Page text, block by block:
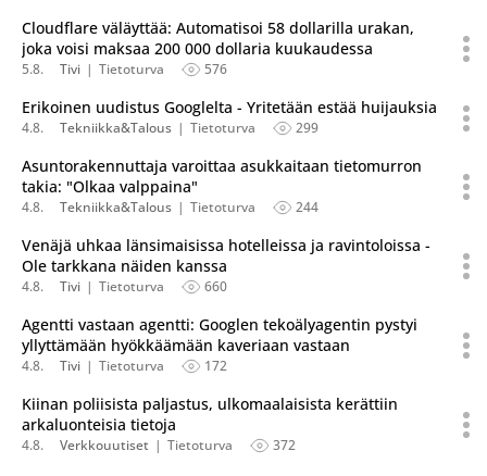
Cloudflare väläyttää: Automatisoi 58 dollarilla urakan,
joka voisi maksaa 200 000 dollaria kuukaudessa
5.8. Tivi Tietoturva 576
Erikoinen uudistus Googlelta - Yritetään estää huijauksia
4.8. Tekniikka&Talous Tietoturva 299
Asuntorakennuttaja varoittaa asukkaitaan tietomurron
takia: "Olkaa valppaina"
4.8. Tekniikka&Talous Tietoturva 244
Venäjä uhkaa länsimaisissa hotelleissa ja ravintoloissa -
Ole tarkkana näiden kanssa
4.8. Tivi Tietoturva 660
Agentti vastaan agentti: Googlen tekoälyagentin pystyi
yllyttämään hyökkäämään kaveriaan vastaan
4.8. Tivi Tietoturva 172
Kiinan poliisista paljastus, ulkomaalaisista kerättiin
arkaluonteisia tietoja
4.8. Verkkouutiset Tietoturva 372